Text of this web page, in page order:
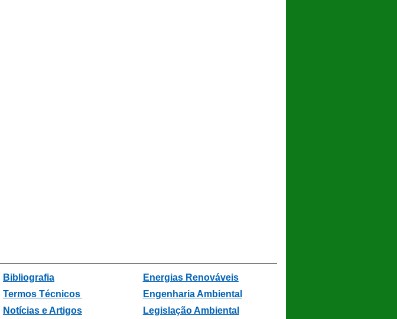
Bibliografia
Termos Técnicos
Notícias e Artigos
Energias Renováveis
Engenharia Ambiental
Legislação Ambiental